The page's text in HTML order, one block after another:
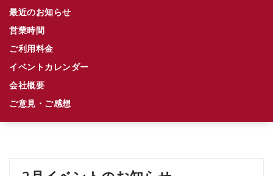
最近のお知らせ
営業時間
ご利用料金
イベントカレンダー
会社概要
ご意見・ご感想